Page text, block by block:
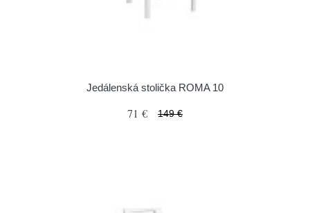
Jedálenská stolička ROMA 10
71 € 149 €